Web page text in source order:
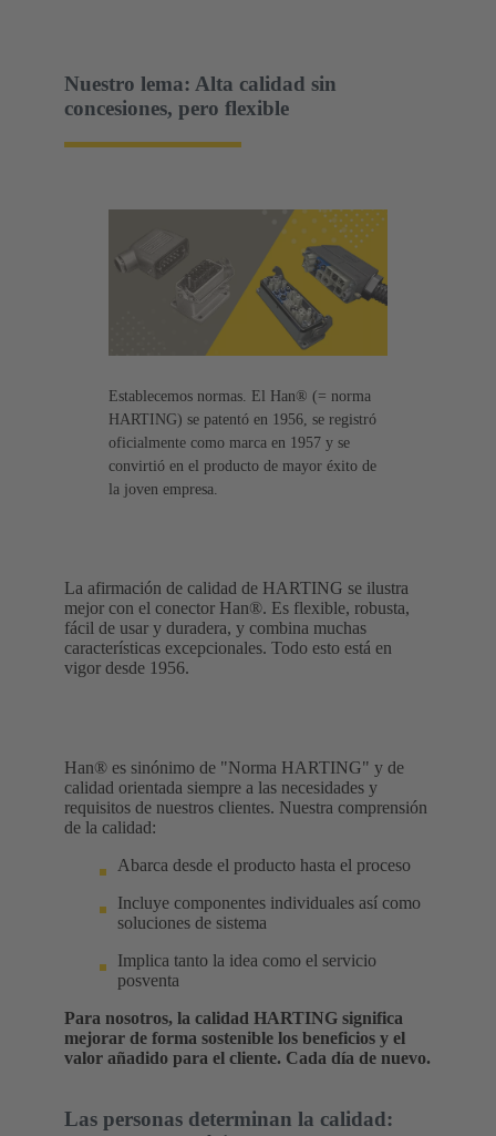
Nuestro lema: Alta calidad sin
concesiones, pero flexible
Establecemos normas. El Han® (= norma
HARTING) se patentó en 1956, se registró
oficialmente como marca en 1957 y se
convirtió en el producto de mayor éxito de
la joven empresa.
La afirmación de calidad de HARTING se ilustra
mejor con el conector Han®. Es flexible, robusta,
fácil de usar y duradera, y combina muchas
características excepcionales. Todo esto está en
vigor desde 1956.
Han® es sinónimo de "Norma HARTING" y de
calidad orientada siempre a las necesidades y
requisitos de nuestros clientes. Nuestra comprensión
de la calidad:
Abarca desde el producto hasta el proceso
Incluye componentes individuales así como
soluciones de sistema
Implica tanto la idea como el servicio
posventa
Para nosotros, la calidad HARTING significa
mejorar de forma sostenible los beneficios y el
valor añadido para el cliente. Cada día de nuevo.
Las personas determinan la calidad: